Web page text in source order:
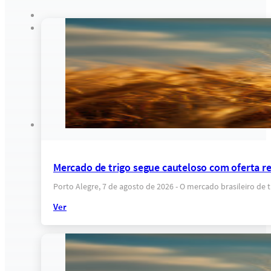
Mercado de trigo segue cauteloso com oferta
Porto Alegre, 7 de agosto de 2026 - O mercado brasileiro
Ver